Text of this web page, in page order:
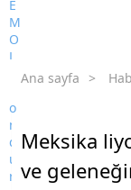
Ana sayfa >
Meksika
ve